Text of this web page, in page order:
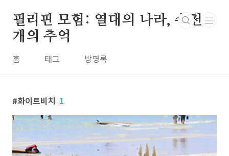
필리핀 모험: 열대의 나라, 수천
개의 추억
홈 태그 방명록
화이트비치 1